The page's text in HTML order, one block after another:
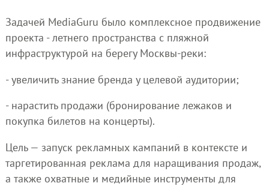
Задачей MediaGuru было комплексное продвижение
проекта - летнего пространства с пляжной
инфраструктурой на берегу Москвы-реки:
- увеличить знание бренда у целевой аудитории;
- нарастить продажи (бронирование лежаков и
покупка билетов на концерты).
Цель — запуск рекламных кампаний в контексте и
таргетированная реклама для наращивания продаж,
а также охватные и медийные инструменты для